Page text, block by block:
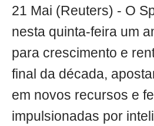
21 Mai (Reuters) - O
nesta quinta-feira um
para crescimento e
final da década,
em novos recursos e
impulsionadas por